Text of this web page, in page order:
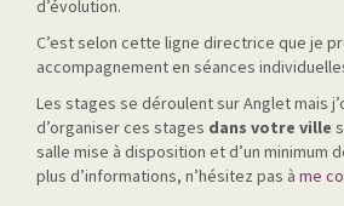
d’évolution.
C’est selon cette ligne directrice que je
accompagnement en séances
Les stages se déroulent sur Anglet mais
d’organiser ces stages dans votre ville
salle mise à disposition et d’un minimum
plus d’informations, n’hésitez pas à me